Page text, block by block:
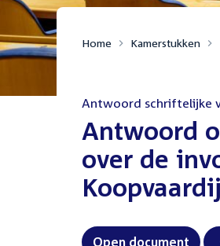
Home Kamerstukken
Antwoord schriftelijke
Antwoord
over de
Koopvaardij
Open document